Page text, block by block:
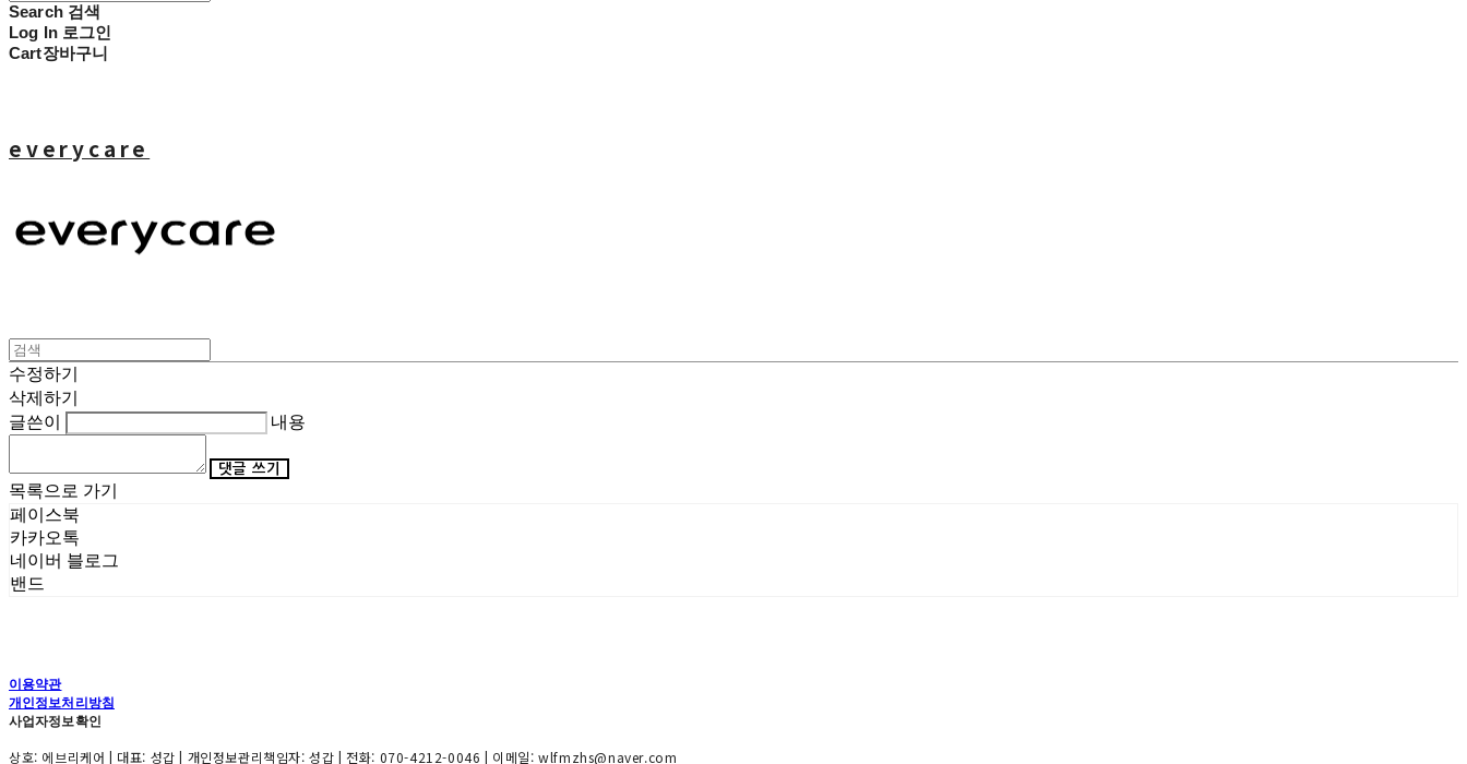
Search 검색
Log In 로그인
Cart장바구니
everycare
수정하기
삭제하기
글쓴이
내용
댓글 쓰기
목록으로 가기
페이스북
카카오톡
네이버 블로그
밴드
이용약관
개인정보처리방침
사업자정보확인
상호: 에브리케어 | 대표: 성갑 | 개인정보관리책임자: 성갑 | 전화: 070-4212-0046 | 이메일: wlfmzhs@naver.com